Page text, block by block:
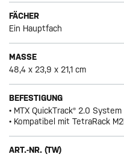
FÄCHER
Ein Hauptfach
MASSE
48,4 x 23,9 x 21,1 cm
BEFESTIGUNG
• MTX QuickTrack® 2.0
• Kompatibel mit TetraRack
ART.-NR. (TW)